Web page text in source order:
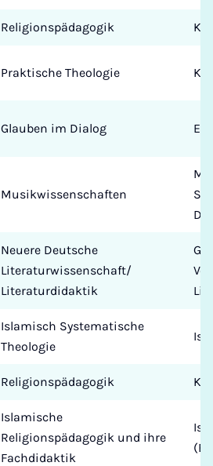
Religionspädagogik
Praktische Theologie
Glauben im Dialog
Musikwissenschaften
Neuere Deutsche
Literaturwissenschaft/
Literaturdidaktik
Islamisch Systematische
Theologie
Religionspädagogik
Islamische
Religionspädagogik und ihre
Fachdidaktik